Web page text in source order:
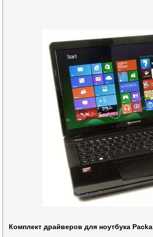
Комплект драйверов для ноутбука